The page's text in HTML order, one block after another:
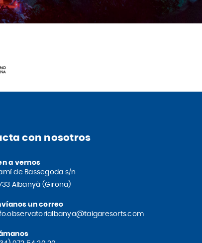
con nosotros
a vernos
de Bassegoda s/n
Albanyà (Girona)
un correo